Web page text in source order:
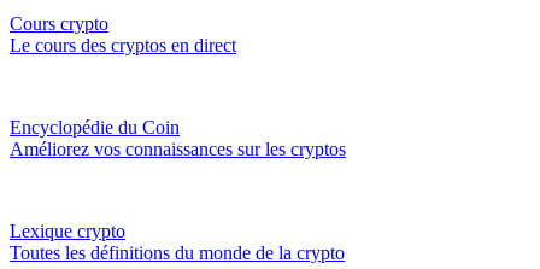
Cours crypto
Le cours des cryptos en direct
Encyclopédie du Coin
Améliorez vos connaissances sur les cryptos
Lexique crypto
Toutes les définitions du monde de la crypto